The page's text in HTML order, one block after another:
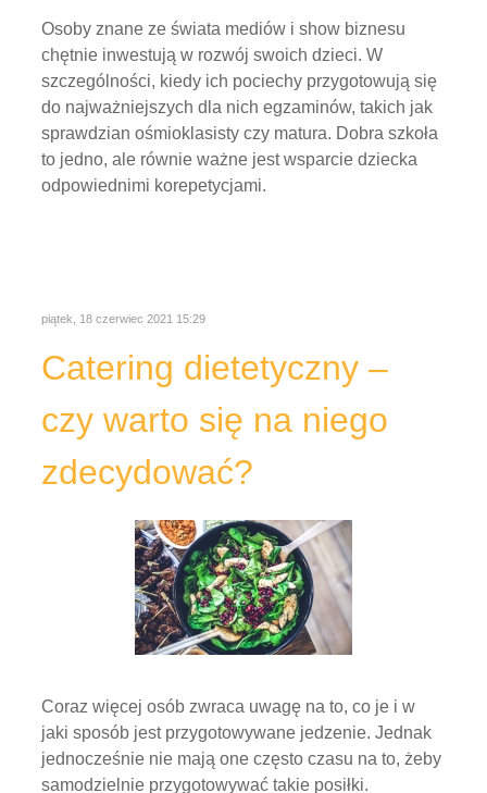
Osoby znane ze świata mediów i show biznesu
chętnie inwestują w rozwój swoich dzieci. W
szczególności, kiedy ich pociechy przygotowują się
do najważniejszych dla nich egzaminów, takich jak
sprawdzian ośmioklasisty czy matura. Dobra szkoła
to jedno, ale równie ważne jest wsparcie dziecka
odpowiednimi korepetycjami.
piątek, 18 czerwiec 2021 15:29
Catering dietetyczny –
czy warto się na niego
zdecydować?
Coraz więcej osób zwraca uwagę na to, co je i w
jaki sposób jest przygotowywane jedzenie. Jednak
jednocześnie nie mają one często czasu na to, żeby
samodzielnie przygotowywać takie posiłki.